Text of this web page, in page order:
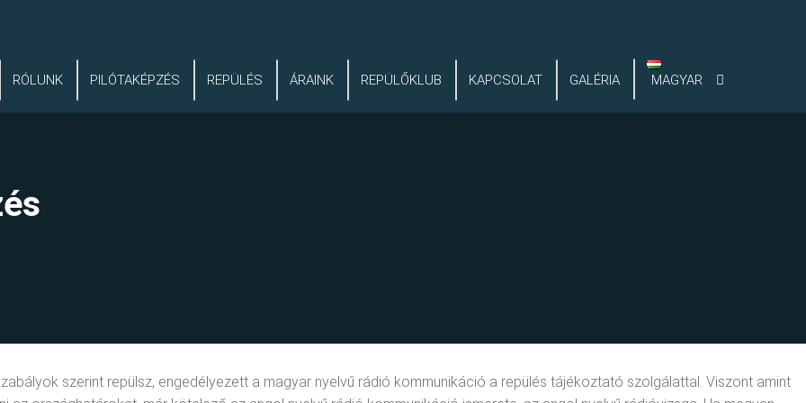
RÓLUNK PILÓTAKÉPZÉS REPÜLÉS ÁRAINK REPÜLŐKLUB KAPCSOLAT GALÉRIA MAGYAR
szerint repülsz, engedélyezett a magyar nyelvű rádió kommunikáció a repülés tájékoztató szolgálattal. Viszont amint